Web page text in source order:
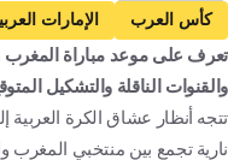
Getty Images
كأس العرب
الإمارات
المغرب ضد الإمارات العربية
والقنوات الناقلة والتشكيل
تتجه أنظار عشاق الكرة
نارية تجمع بين منتخبي